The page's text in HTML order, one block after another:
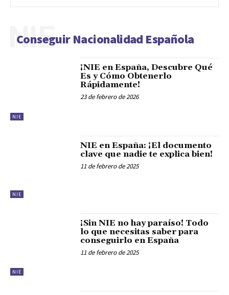
Conseguir Nacionalidad Española
NIE
NIE
¡NIE en España, Descubre Qué
Es y Cómo Obtenerlo
Rápidamente!
23 de febrero de 2026
NIE
NIE en España: ¡El documento
clave que nadie te explica bien!
11 de febrero de 2025
NIE
¡Sin NIE no hay paraíso! Todo
lo que necesitas saber para
conseguirlo en España
11 de febrero de 2025